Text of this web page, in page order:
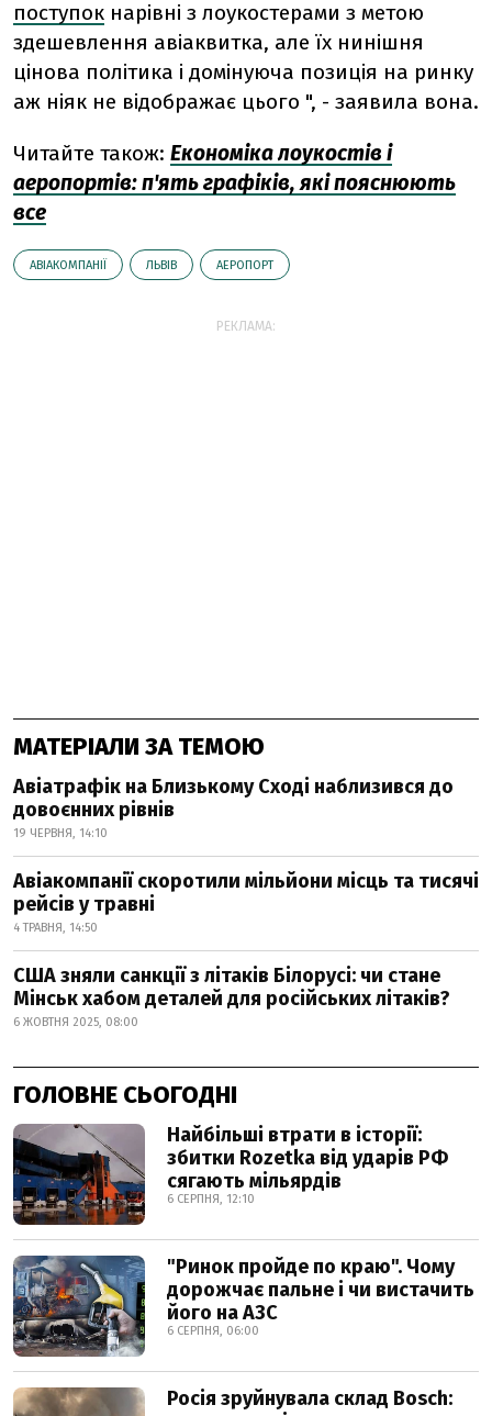
поступок нарівні з лоукостерами з метою
здешевлення авіаквитка, але їх нинішня
цінова політика і домінуюча позиція на ринку
аж ніяк не відображає цього ", - заявила вона.
Читайте також: Економіка лоукостів і
аеропортів: п'ять графіків, які пояснюють
все
АВІАКОМПАНІЇ ЛЬВІВ АЕРОПОРТ
РЕКЛАМА:
МАТЕРІАЛИ ЗА ТЕМОЮ
Авіатрафік на Близькому Сході наблизився до
довоєнних рівнів
19 ЧЕРВНЯ, 14:10
Авіакомпанії скоротили мільйони місць та тисячі
рейсів у травні
4 ТРАВНЯ, 14:50
США зняли санкції з літаків Білорусі: чи стане
Мінськ хабом деталей для російських літаків?
6 ЖОВТНЯ 2025, 08:00
ГОЛОВНЕ СЬОГОДНІ
Найбільші втрати в історії:
збитки Rozetka від ударів РФ
сягають мільярдів
6 СЕРПНЯ, 12:10
"Ринок пройде по краю". Чому
дорожчає пальне і чи вистачить
його на АЗС
6 СЕРПНЯ, 06:00
Росія зруйнувала склад Bosch: